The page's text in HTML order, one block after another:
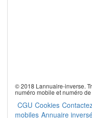
© 2018 Lannuaire-inverse.
numéro mobile et numéro de
CGU Cookies
mobiles Annuaire